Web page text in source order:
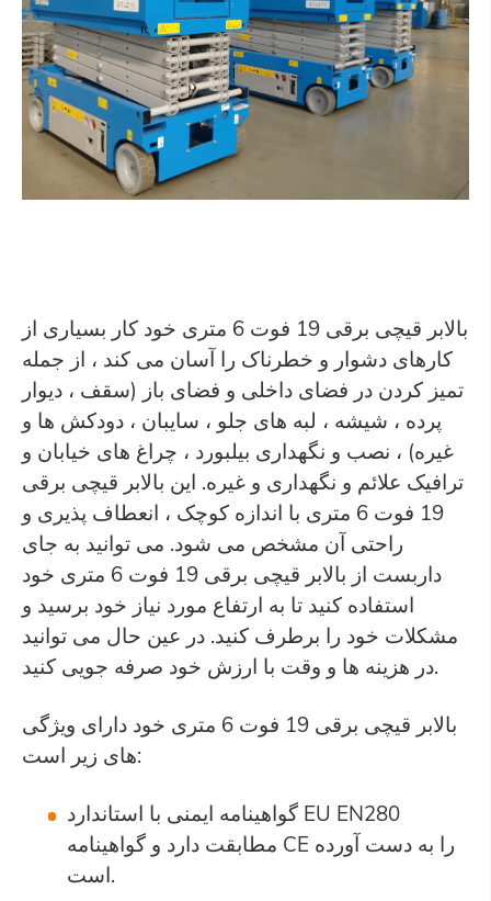
بالابر قیچی برقی 19 فوت 6 متری خود کار بسیاری از
کارهای دشوار و خطرناک را آسان می کند ، از جمله
تمیز کردن در فضای داخلی و فضای باز (سقف ، دیوار
پرده ، شیشه ، لبه های جلو ، سایبان ، دودکش ها و
غیره) ، نصب و نگهداری بیلبورد ، چراغ های خیابان و
ترافیک علائم و نگهداری و غیره. این بالابر قیچی برقی
19 فوت 6 متری با اندازه کوچک ، انعطاف پذیری و
راحتی آن مشخص می شود. می توانید به جای
داربست از بالابر قیچی برقی 19 فوت 6 متری خود
استفاده کنید تا به ارتفاع مورد نیاز خود برسید و
مشکلات خود را برطرف کنید. در عین حال می توانید
در هزینه ها و وقت با ارزش خود صرفه جویی کنید.
بالابر قیچی برقی 19 فوت 6 متری خود دارای ویژگی
های زیر است:
گواهینامه ایمنی با استاندارد EU EN280
مطابقت دارد و گواهینامه CE را به دست آورده
است.